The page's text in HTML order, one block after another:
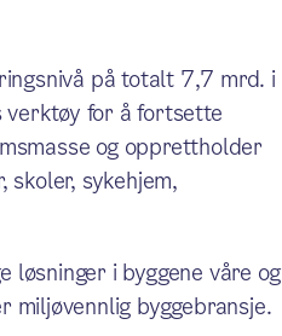
på totalt 7,7 mrd. i
for å fortsette
og opprettholder
sykehjem,
løsninger i byggene våre og
miljøvennlig byggebransje.